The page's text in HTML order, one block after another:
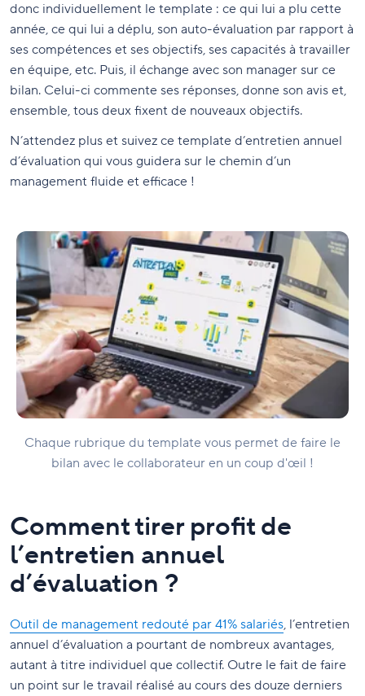
donc individuellement le template : ce qui lui a plu cette
année, ce qui lui a déplu, son auto-évaluation par rapport à
ses compétences et ses objectifs, ses capacités à travailler
en équipe, etc. Puis, il échange avec son manager sur ce
bilan. Celui-ci commente ses réponses, donne son avis et,
ensemble, tous deux fixent de nouveaux objectifs.
N’attendez plus et suivez ce template d’entretien annuel
d’évaluation qui vous guidera sur le chemin d’un
management fluide et efficace !
Chaque rubrique du template vous permet de faire le
bilan avec le collaborateur en un coup d'œil !
Comment tirer profit de
l’entretien annuel
d’évaluation ?
Outil de management redouté par 41% salariés, l’entretien
annuel d’évaluation a pourtant de nombreux avantages,
autant à titre individuel que collectif. Outre le fait de faire
un point sur le travail réalisé au cours des douze derniers